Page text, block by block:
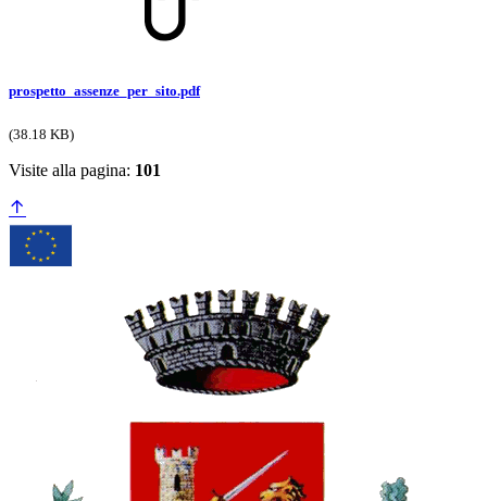
prospetto_assenze_per_sito.pdf
(38.18 KB)
Visite alla pagina: 101